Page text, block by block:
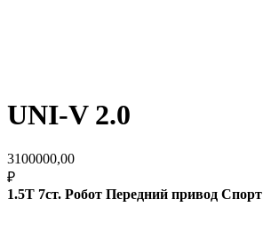
UNI-V 2.0
3100000,00
₽
1.5T 7ст. Робот Передний привод Спорт